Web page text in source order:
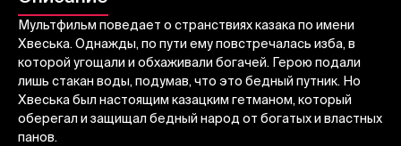
Мультфильм поведает о странствиях казака по имени
Хвеська. Однажды, по пути ему повстречалась изба, в
которой угощали и обхаживали богачей. Герою подали
лишь стакан воды, подумав, что это бедный путник. Но
Хвеська был настоящим казацким гетманом, который
оберегал и защищал бедный народ от богатых и властных
панов.